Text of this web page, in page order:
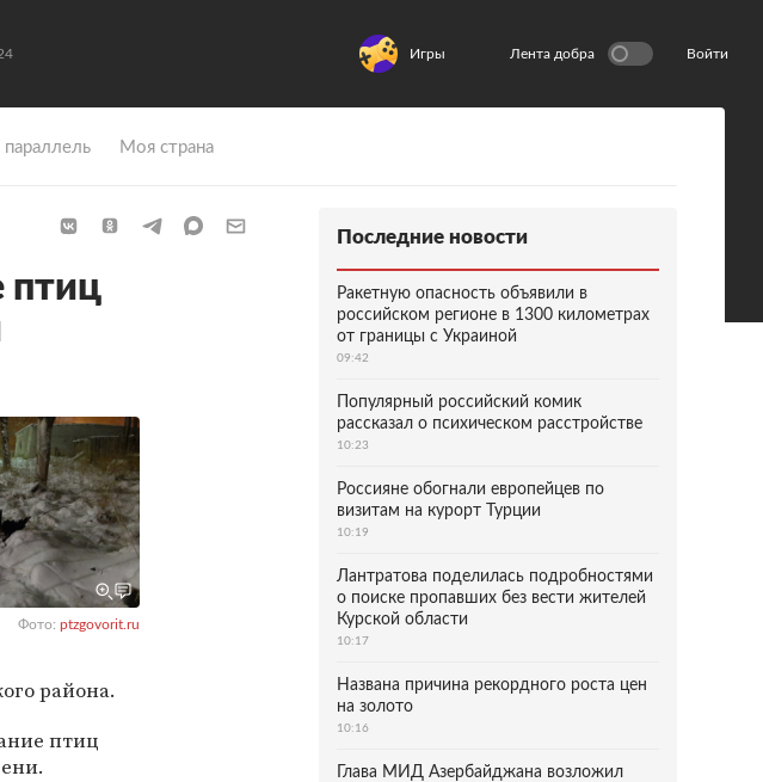
Игры Лента добра Войти
параллель Моя страна
птиц
Фото: ptzgovorit.ru
района.
птиц
Последние новости
Ракетную опасность объявили в
российском регионе в 1300 километрах
от границы с Украиной
09:42
Популярный российский комик
рассказал о психическом расстройстве
10:23
Россияне обогнали европейцев по
визитам на курорт Турции
10:19
Лантратова поделилась подробностями
о поиске пропавших без вести жителей
Курской области
10:17
Названа причина рекордного роста цен
на золото
10:16
Глава МИД Азербайджана возложил